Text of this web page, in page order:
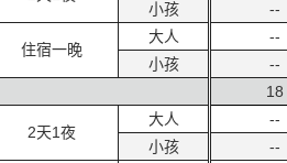
小孩
住宿一晚
大人
小孩
2天1夜
大人
小孩
--
--
--
18
--
--